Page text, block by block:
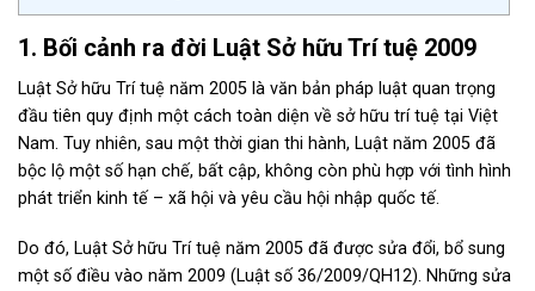
1. Bối cảnh ra đời Luật Sở hữu Trí tuệ 2009
Luật Sở hữu Trí tuệ năm 2005 là văn bản pháp luật quan trọng
đầu tiên quy định một cách toàn diện về sở hữu trí tuệ tại Việt
Nam. Tuy nhiên, sau một thời gian thi hành, Luật năm 2005 đã
bộc lộ một số hạn chế, bất cập, không còn phù hợp với tình hình
phát triển kinh tế – xã hội và yêu cầu hội nhập quốc tế.
Do đó, Luật Sở hữu Trí tuệ năm 2005 đã được sửa đổi, bổ sung
một số điều vào năm 2009 (Luật số 36/2009/QH12). Những sửa